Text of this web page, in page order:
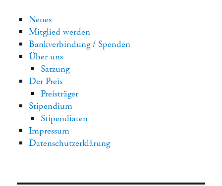
Neues
Mitglied werden
Bankverbindung / Spenden
Über uns
Satzung
Der Preis
Preisträger
Stipendium
Stipendiaten
Impressum
Datenschutzerklärung